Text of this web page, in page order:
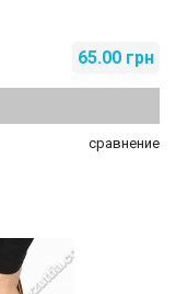
65.00 грн
сравнение